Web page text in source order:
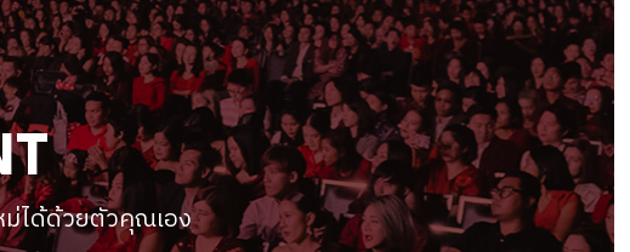
ม่ได้ด้วยตัวคุณเอง